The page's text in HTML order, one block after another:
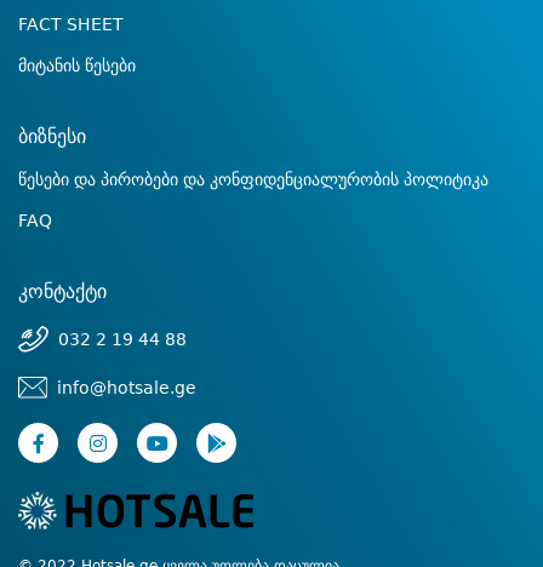
FACT SHEET
მიტანის წესები
ბიზნესი
წესები და პირობები და კონფიდენციალურობის პოლიტიკა
FAQ
კონტაქტი
032 2 19 44 88
info@hotsale.ge